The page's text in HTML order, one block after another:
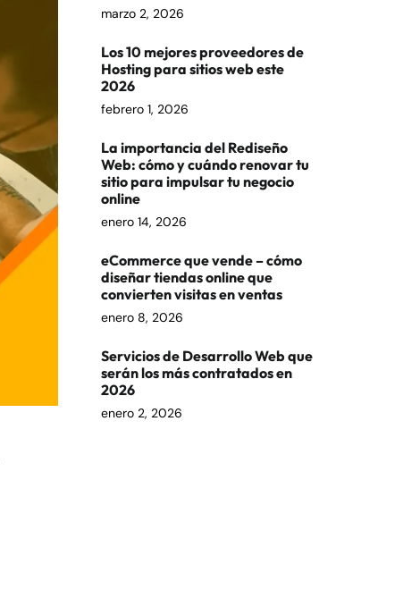
marzo 2, 2026
Los 10 mejores proveedores de
Hosting para sitios web este
2026
febrero 1, 2026
La importancia del Rediseño
Web: cómo y cuándo renovar tu
sitio para impulsar tu negocio
online
enero 14, 2026
eCommerce que vende – cómo
diseñar tiendas online que
convierten visitas en ventas
enero 8, 2026
Servicios de Desarrollo Web que
serán los más contratados en
2026
enero 2, 2026